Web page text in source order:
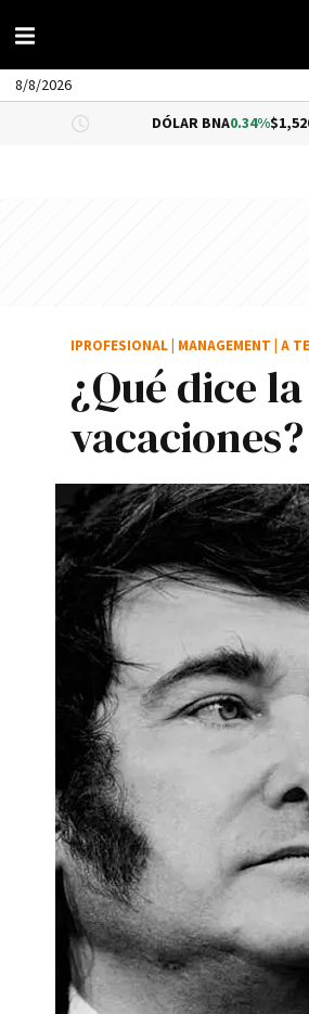
8/8/2026
DÓLAR BNA0.34%$1,520.00
¿Qué dice
vacaciones?
IPROFESIONAL MANAGEMENT A